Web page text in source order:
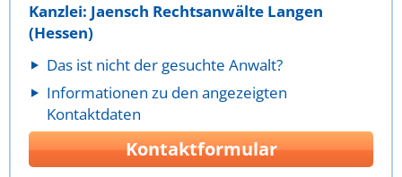
Kanzlei: Jaensch Rechtsanwälte Langen
(Hessen)
Das ist nicht der gesuchte Anwalt?
Informationen zu den angezeigten
Kontaktdaten
Kontaktformular